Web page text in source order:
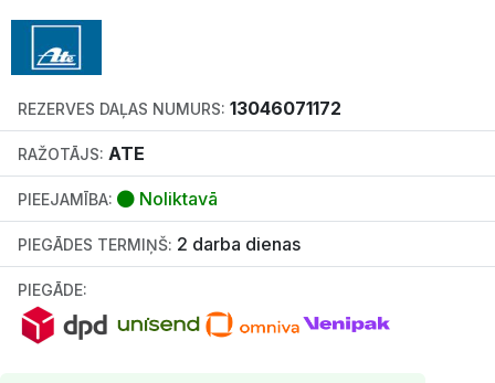
REZERVES DAĻAS NUMURS: 13046071172
RAŽOTĀJS: ATE
PIEEJAMĪBA: Noliktavā
PIEGĀDES TERMIŅŠ: 2 darba dienas
PIEGĀDE: